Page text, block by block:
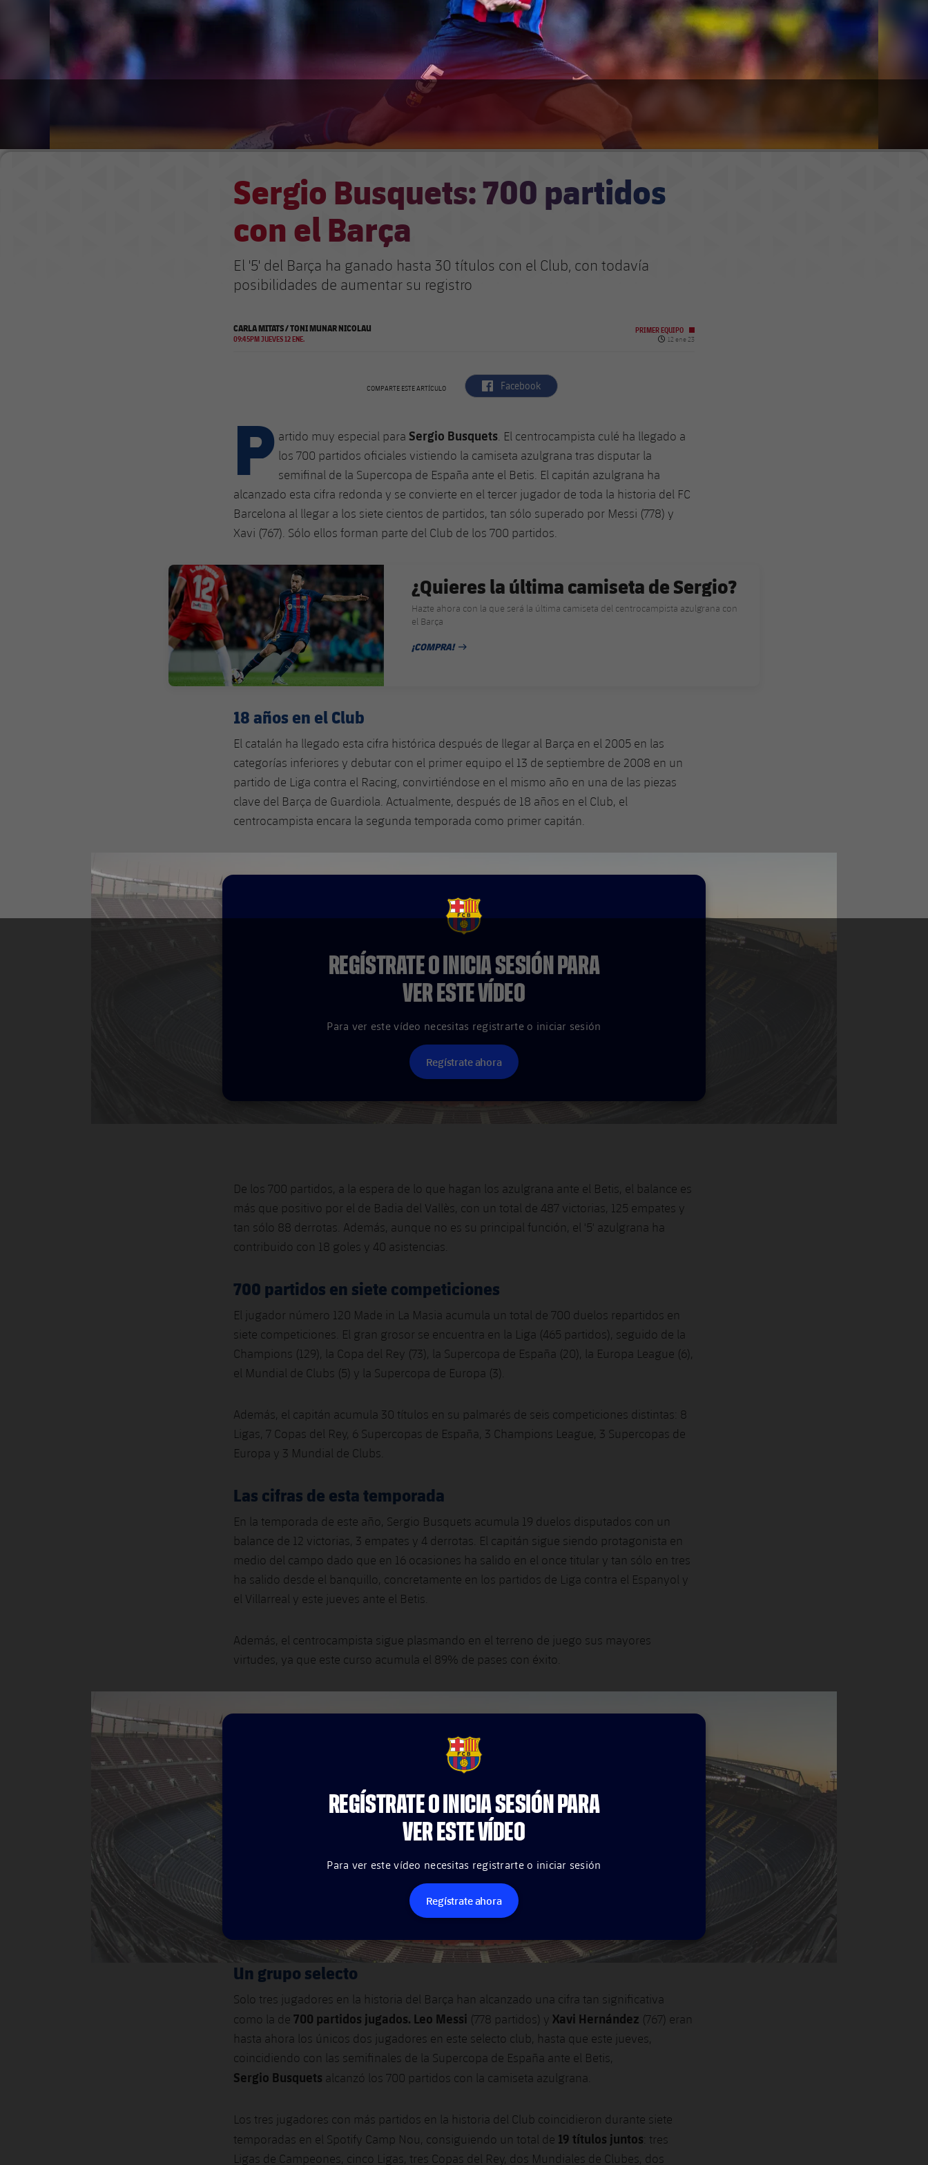
Sergio Busquets: 700 partidos
con el Barça
El '5' del Barça ha ganado hasta 30 títulos con el Club, con todavía
posibilidades de aumentar su registro
CARLA MITATS / TONI MUNAR NICOLAU
09:45PM JUEVES 12 ENE.
PRIMER EQUIPO
Fecha de publicación
12 ene 23
COMPARTE ESTE ARTÍCULO label.aria.facebook
Facebook
P artido muy especial para Sergio Busquets. El centrocampista culé ha llegado a
los 700 partidos oficiales vistiendo la camiseta azulgrana tras disputar la
semifinal de la Supercopa de España ante el Betis. El capitán azulgrana ha
alcanzado esta cifra redonda y se convierte en el tercer jugador de toda la historia del FC
Barcelona al llegar a los siete cientos de partidos, tan sólo superado por Messi (778) y
Xavi (767). Sólo ellos forman parte del Club de los 700 partidos.
FC Barcelona club badge
¿Quieres la última camiseta de Sergio?
Hazte ahora con la que será la última camiseta del centrocampista azulgrana con
el Barça
¡COMPRA!
FECHA DE PUBLICACIÓN
18 años en el Club
El catalán ha llegado esta cifra histórica después de llegar al Barça en el 2005 en las
categorías inferiores y debutar con el primer equipo el 13 de septiembre de 2008 en un
partido de Liga contra el Racing, convirtiéndose en el mismo año en una de las piezas
clave del Barça de Guardiola. Actualmente, después de 18 años en el Club, el
centrocampista encara la segunda temporada como primer capitán.
FCB Barcelona badge
REGÍSTRATE O INICIA SESIÓN PARA
VER ESTE VÍDEO
Para ver este vídeo necesitas registrarte o iniciar sesión
Regístrate ahora
De los 700 partidos, a la espera de lo que hagan los azulgrana ante el Betis, el balance es
más que positivo por el de Badia del Vallès, con un total de 487 victorias, 125 empates y
tan sólo 88 derrotas. Además, aunque no es su principal función, el '5' azulgrana ha
contribuido con 18 goles y 40 asistencias.
700 partidos en siete competiciones
El jugador número 120 Made in La Masia acumula un total de 700 duelos repartidos en
siete competiciones. El gran grosor se encuentra en la Liga (465 partidos), seguido de la
Champions (129), la Copa del Rey (73), la Supercopa de España (20), la Europa League (6),
el Mundial de Clubs (5) y la Supercopa de Europa (3).
Además, el capitán acumula 30 títulos en su palmarés de seis competiciones distintas: 8
Ligas, 7 Copas del Rey, 6 Supercopas de España, 3 Champions League, 3 Supercopas de
Europa y 3 Mundial de Clubs.
Las cifras de esta temporada
En la temporada de este año, Sergio Busquets acumula 19 duelos disputados con un
balance de 12 victorias, 3 empates y 4 derrotas. El capitán sigue siendo protagonista en
medio del campo dado que en 16 ocasiones ha salido en el once titular y tan sólo en tres
ha salido desde el banquillo, concretamente en los partidos de Liga contra el Espanyol y
el Villarreal y este jueves ante el Betis.
Además, el centrocampista sigue plasmando en el terreno de juego sus mayores
virtudes, ya que este curso acumula el 89% de pases con éxito.
FCB Barcelona badge
REGÍSTRATE O INICIA SESIÓN PARA
VER ESTE VÍDEO
Para ver este vídeo necesitas registrarte o iniciar sesión
Regístrate ahora
Un grupo selecto
Solo tres jugadores en la historia del Barça han alcanzado una cifra tan significativa
como la de 700 partidos jugados. Leo Messi (778 partidos) y Xavi Hernández (767) eran
hasta ahora los únicos dos jugadores en este selecto club, hasta que este jueves,
coincidiendo con las semifinales de la Supercopa de España ante el Betis,
Sergio Busquets alcanzó los 700 partidos con la camiseta azulgrana.
Los tres jugadores con más partidos en la historia del Club coincidieron durante siete
temporadas en el Spotify Camp Nou, consiguiendo un total de 19 títulos juntos: tres
Ligas de Campeones, cinco Ligas, tres Copas del Rey, dos Mundiales de Clubes, dos